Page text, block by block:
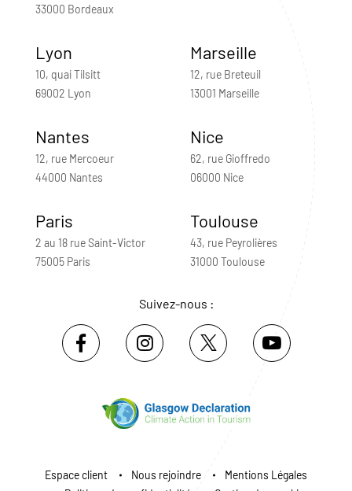
33000 Bordeaux
Lyon
10, quai Tilsitt
69002 Lyon
Marseille
12, rue Breteuil
13001 Marseille
Nantes
12, rue Mercoeur
44000 Nantes
Nice
62, rue Gioffredo
06000 Nice
Paris
2 au 18 rue Saint-Victor
75005 Paris
Toulouse
43, rue Peyrolières
31000 Toulouse
Suivez-nous :
Espace client Nous rejoindre
Mentions Légales